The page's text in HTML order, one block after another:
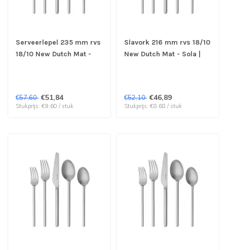
Serveerlepel 235 mm rvs
18/10 New Dutch Mat -
€57,60 €51,84
Stukprijs: €9,60 / stuk
Slavork 216 mm rvs 18/10
New Dutch Mat - Sola |
€52,10 €46,89
Stukprijs: €8,68 / stuk